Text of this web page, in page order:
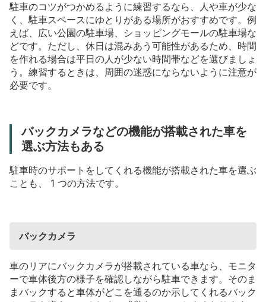
駐車のコツがつかめるように練習するなら、人や車が少な
く、駐車スペースにゆとりがある場所がおすすめです。例
えば、広い公園の駐車場、ショッピングモールの駐車場な
どです。ただし、休日は混みあう可能性があるため、時間
を作れる場合は平日の人が少ない時間帯などを選びましょ
う。練習するときは、周囲の迷惑にならないように注意が
必要です。
バックカメラなどの機能が搭載された車を
選ぶ方法もある
駐車時のサポートをしてくれる機能が搭載された車を選ぶ
ことも、
1 つの方法です。
バックカメラ
車のリアにバックカメラが搭載されている車なら、モニタ
ーで車体後方の様子を確認しながら駐車できます。そのま
まバックすると車体がどこを通るのか示してくれるバック